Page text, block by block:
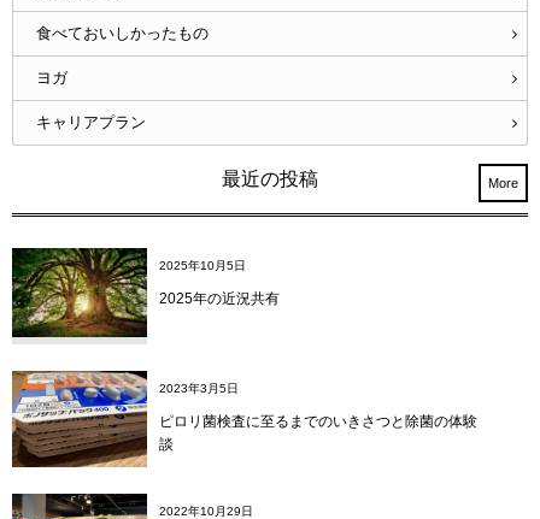
食べておいしかったもの
ヨガ
キャリアプラン
最近の投稿
2025年10月5日
2025年の近況共有
2023年3月5日
ピロリ菌検査に至るまでのいきさつと除菌の体験
談
2022年10月29日
More